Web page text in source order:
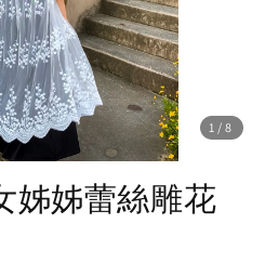
1 /8
姊姊蕾絲雕花